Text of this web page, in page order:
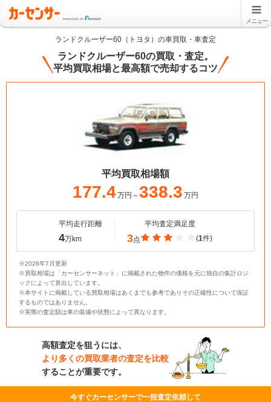
メニュー
ランドクルーザー60（トヨタ）の車買取・車査定
ランドクルーザー60の買取・査定。
平均買取相場と最高額で売却するコツ
平均買取相場額
177.4万円～338.3 万円
平均走行距離
4万km
平均査定満足度
3点 (1件)
※2026年7月更新
※買取相場は「カーセンサーネット」に掲載された物件の価格を元に独自の集計ロジ
ックによって算出しています。
※本サイトに掲載している買取相場はあくまでも参考でありその正確性について保証
するものではありません。
※実際の査定額は車の装備や状態によって異なります。
高額査定を狙うには、
より多くの買取業者の査定を比較
することが重要です。
今すぐカーセンサーで一括査定依頼して